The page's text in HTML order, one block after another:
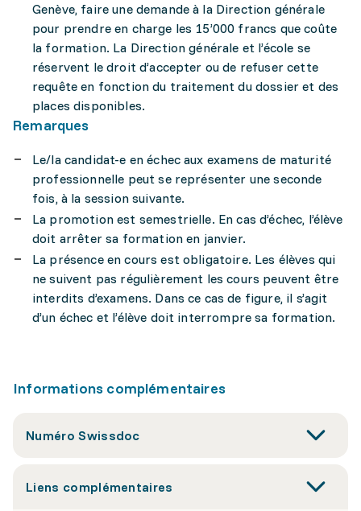
Genève, faire une demande à la Direction générale
pour prendre en charge les 15’000 francs que coûte
la formation. La Direction générale et l’école se
réservent le droit d’accepter ou de refuser cette
requête en fonction du traitement du dossier et des
places disponibles.
Remarques
Le/la candidat-e en échec aux examens de maturité
professionnelle peut se représenter une seconde
fois, à la session suivante.
La promotion est semestrielle. En cas d’échec, l’élève
doit arrêter sa formation en janvier.
La présence en cours est obligatoire. Les élèves qui
ne suivent pas régulièrement les cours peuvent être
interdits d’examens. Dans ce cas de figure, il s’agit
d’un échec et l’élève doit interrompre sa formation.
Informations complémentaires
Numéro Swissdoc
Liens complémentaires